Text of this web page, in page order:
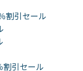
割引セール
引セール